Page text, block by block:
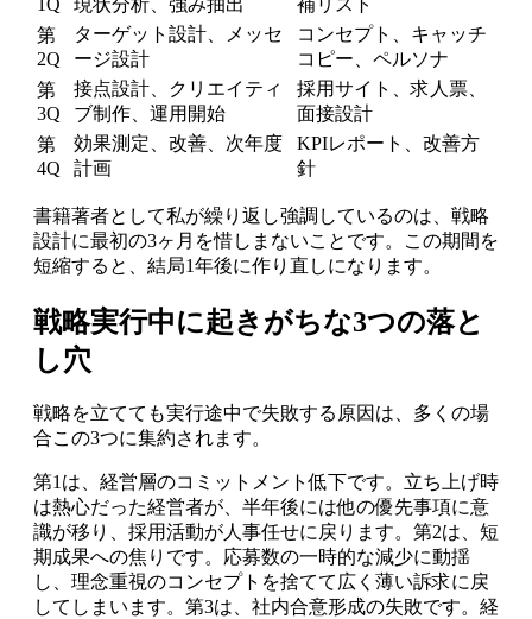
第
2Q
ターゲット設計、メッセ
ージ設計
コンセプト、キャッチ
コピー、ペルソナ
第
3Q
接点設計、クリエイティ
ブ制作、運用開始
採用サイト、求人票、
面接設計
第
4Q
効果測定、改善、次年度
計画
KPIレポート、改善方
針
書籍著者として私が繰り返し強調しているのは、戦略
設計に最初の3ヶ月を惜しまないことです。この期間を
短縮すると、結局1年後に作り直しになります。
戦略実行中に起きがちな3つの落と
し穴
戦略を立てても実行途中で失敗する原因は、多くの場
合この3つに集約されます。
第1は、経営層のコミットメント低下です。立ち上げ時
は熱心だった経営者が、半年後には他の優先事項に意
識が移り、採用活動が人事任せに戻ります。第2は、短
期成果への焦りです。応募数の一時的な減少に動揺
し、理念重視のコンセプトを捨てて広く薄い訴求に戻
してしまいます。第3は、社内合意形成の失敗です。経